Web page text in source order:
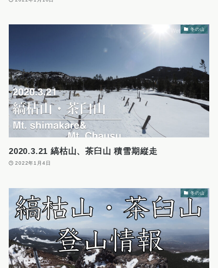
冬の山
2020.3.21 縞枯山、茶臼山 積雪期縦走
2022年1月4日
冬の山